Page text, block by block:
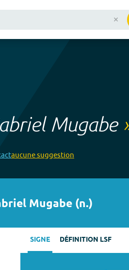
Mugabe
aucunesuggestion
Mugabe (n.)
SIGNE DÉFINITION LSF